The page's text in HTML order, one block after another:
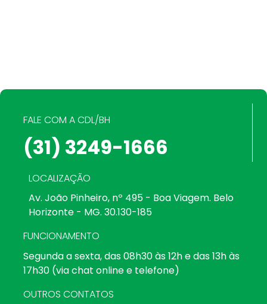
FALE COM A CDL/BH
(31) 3249-1666
LOCALIZAÇÃO
Av. João Pinheiro, nº 495 - Boa Viagem. Belo
Horizonte - MG. 30.130-185
FUNCIONAMENTO
Segunda a sexta, das 08h30 às 12h e das 13h às
17h30 (via chat online e telefone)
OUTROS CONTATOS